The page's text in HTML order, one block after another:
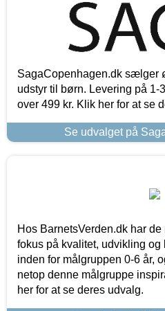
SagaCopenhagen.dk sælger
udstyr til børn. Levering på 1-
over 499 kr. Klik her for at se
Se udvalget på
Hos BarnetsVerden.dk har
fokus på kvalitet, udvikling
inden for målgruppen 0-6 år,
netop denne målgruppe
her for at se deres udvalg.